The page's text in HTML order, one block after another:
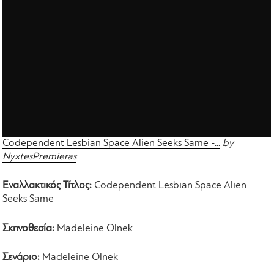
Codependent Lesbian Space Alien Seeks Same -... by
NyxtesPremieras
Εναλλακτικός Τίτλος: Codependent Lesbian Space Alien
Seeks Same
Σκηνοθεσία: Madeleine Olnek
Σενάριο: Madeleine Olnek